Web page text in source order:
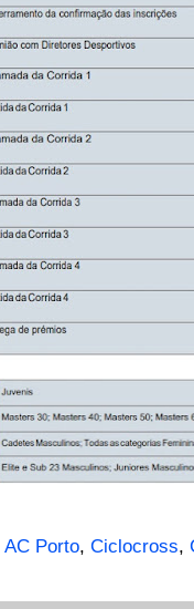
AC Porto, Ciclocross,